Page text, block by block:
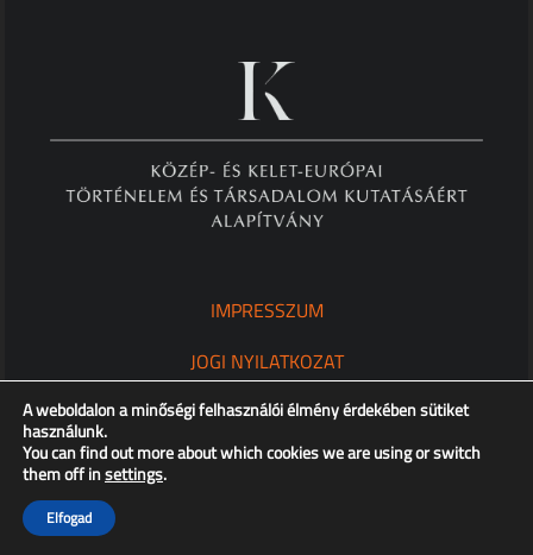
IMPRESSZUM
JOGI NYILATKOZAT
ADATKEZELÉSI TÁJÉKOZTATÓ
Copyright © XX. Század Intézet – Minden jog fenntartva!
A weboldalon a minőségi felhasználói élmény érdekében sütiket
használunk.
You can find out more about which cookies we are using or switch
them off insettings.
Elfogad